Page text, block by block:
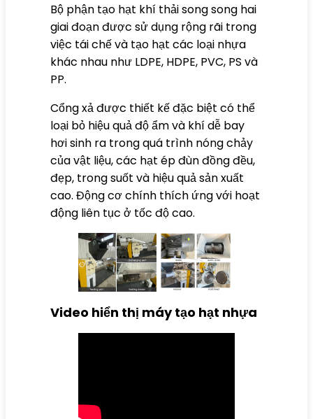
Bộ phận tạo hạt khí thải song song hai
giai đoạn được sử dụng rộng rãi trong
việc tái chế và tạo hạt các loại nhựa
khác nhau như LDPE, HDPE, PVC, PS và
PP.
Cổng xả được thiết kế đặc biệt có thể
loại bỏ hiệu quả độ ẩm và khí dễ bay
hơi sinh ra trong quá trình nóng chảy
của vật liệu, các hạt ép đùn đồng đều,
đẹp, trong suốt và hiệu quả sản xuất
cao. Động cơ chính thích ứng với hoạt
động liên tục ở tốc độ cao.
Video hiển thị máy tạo hạt nhựa